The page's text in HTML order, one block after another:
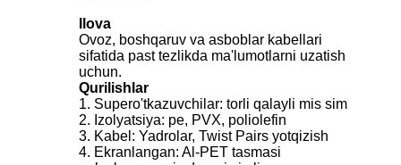
Ilova
Ovoz, boshqaruv va asboblar kabellari
sifatida past tezlikda ma'lumotlarni uzatish
uchun.
Qurilishlar
1. Supero'tkazuvchilar: torli qalayli mis sim
2. Izolyatsiya: pe, PVX, poliolefin
3. Kabel: Yadrolar, Twist Pairs yotqizish
4. Ekranlangan: Al-PET tasmasi